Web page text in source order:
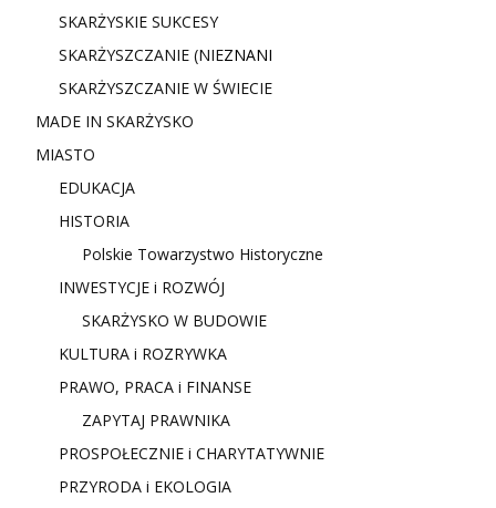
SKARŻYSKIE SUKCESY
SKARŻYSZCZANIE (NIEZNANI
SKARŻYSZCZANIE W ŚWIECIE
MADE IN SKARŻYSKO
MIASTO
EDUKACJA
HISTORIA
Polskie Towarzystwo Historyczne
INWESTYCJE i ROZWÓJ
SKARŻYSKO W BUDOWIE
KULTURA i ROZRYWKA
PRAWO, PRACA i FINANSE
ZAPYTAJ PRAWNIKA
PROSPOŁECZNIE i CHARYTATYWNIE
PRZYRODA i EKOLOGIA